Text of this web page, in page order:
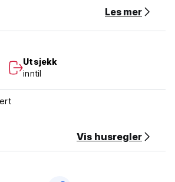
Should you desire more, do not
desk, we are always ready to
and above are considered adults at
Les mer
Utsjekk
inntil
Vis husregler